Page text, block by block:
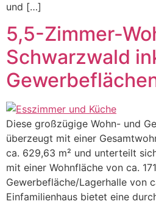
und […]
5,5-Zimmer-
Schwarzwald
Diese großzügige Wohn- und
überzeugt mit einer
ca. 629,63 m² und unterteilt
mit einer Wohnfläche von ca.
Gewerbefläche/Lagerhalle von
Einfamilienhaus bietet eine